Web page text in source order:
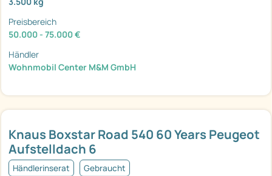
Knaus Boxstar Road 540 60 Years Peugeot
Aufstelldach 6
Händlerinserat Gebraucht
Preisbereich
50.000 - 75.000 €
Händler
Wohnmobil Center M&M GmbH